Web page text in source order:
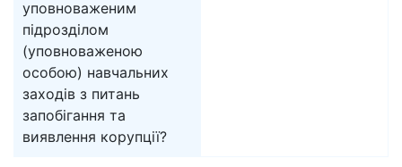
уповноваженим
підрозділом
(уповноваженою
особою) навчальних
заходів з питань
запобігання та
виявлення корупції?